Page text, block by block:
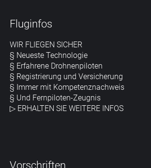
Fluginfos
WIR FLIEGEN SICHER
§ Neueste Technologie
§ Erfahrene Drohnenpiloten
§ Registrierung und Versicherung
§ Immer mit Kompetenznachweis
§ Und Fernpiloten-Zeugnis
▷ ERHALTEN SIE WEITERE INFOS
Vorschriften